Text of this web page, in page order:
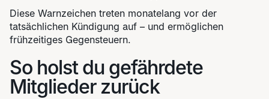
Diese Warnzeichen treten monatelang vor der
tatsächlichen Kündigung auf – und ermöglichen
frühzeitiges Gegensteuern.
So holst du gefährdete
Mitglieder zurück